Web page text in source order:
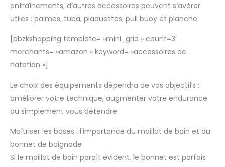
entraînements, d’autres accessoires peuvent s’avérer
utiles : palmes, tuba, plaquettes, pull buoy et planche.
[pbzkshopping template= »mini_grid » count=3
merchants= »amazon » keyword= »accessoires de
natation »]
Le choix des équipements dépendra de vos objectifs :
améliorer votre technique, augmenter votre endurance
ou simplement vous détendre.
Maîtriser les bases : l’importance du maillot de bain et du
bonnet de baignade
Si le maillot de bain paraît évident, le bonnet est parfois